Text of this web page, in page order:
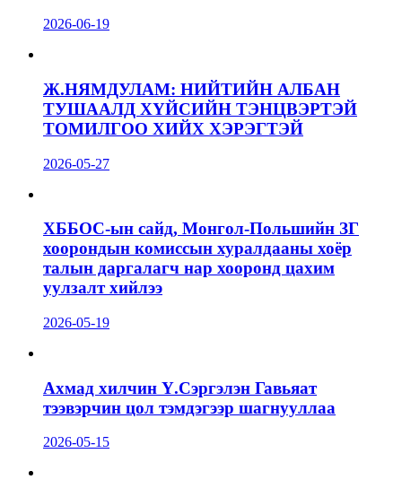
2026-06-19
Ж.НЯМДУЛАМ: НИЙТИЙН АЛБАН
ТУШААЛД ХҮЙСИЙН ТЭНЦВЭРТЭЙ
ТОМИЛГОО ХИЙХ ХЭРЭГТЭЙ
2026-05-27
ХББОС-ын сайд, Монгол-Польшийн ЗГ
хоорондын комиссын хуралдааны хоёр
талын даргалагч нар хооронд цахим
уулзалт хийлээ
2026-05-19
Ахмад хилчин Ү.Сэргэлэн Гавьяат
тээвэрчин цол тэмдэгээр шагнууллаа
2026-05-15